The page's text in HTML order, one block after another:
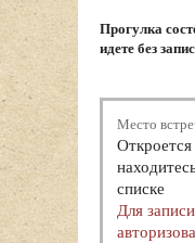
Прогулка
идете без
Место
списке
Для